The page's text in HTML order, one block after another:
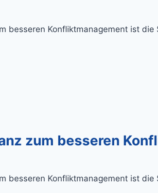
besseren Konfliktmanagement ist
zum besseren
besseren Konfliktmanagement ist